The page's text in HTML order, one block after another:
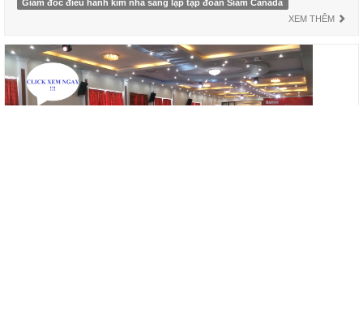
Giám đốc điều hành kim nhà sáng lập tập đoàn Siam Canada
XEM THÊM